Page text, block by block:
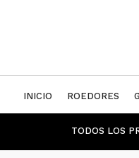
INICIO ROEDORES
TODOS LOS